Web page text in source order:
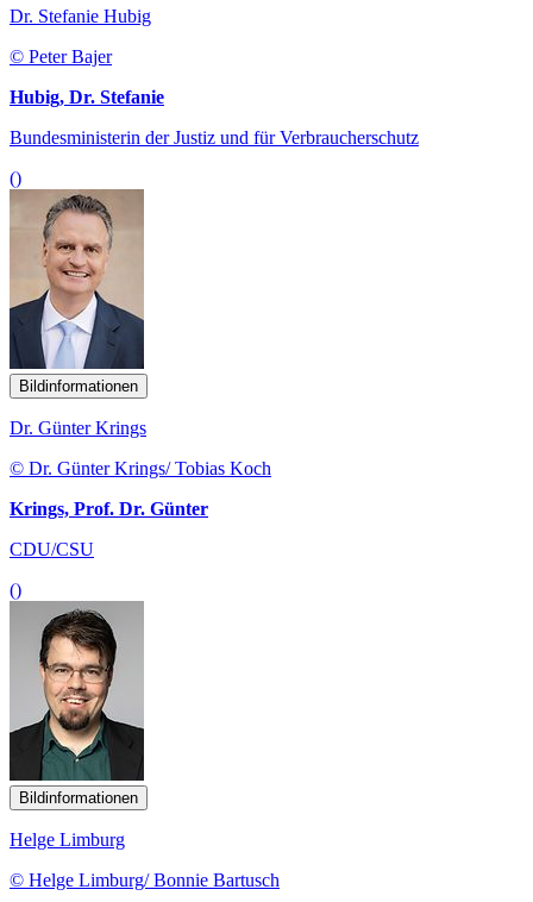
Dr. Stefanie Hubig
© Peter Bajer
Hubig, Dr. Stefanie
Bundesministerin der Justiz und für Verbraucherschutz
()
Bildinformationen
Dr. Günter Krings
© Dr. Günter Krings/ Tobias Koch
Krings, Prof. Dr. Günter
CDU/CSU
()
Bildinformationen
Helge Limburg
© Helge Limburg/ Bonnie Bartusch